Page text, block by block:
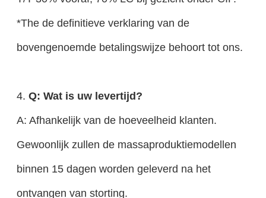
*The de definitieve verklaring van de
bovengenoemde betalingswijze behoort tot ons.
4. Q: Wat is uw levertijd?
A: Afhankelijk van de hoeveelheid klanten.
Gewoonlijk zullen de massaproduktiemodellen
binnen 15 dagen worden geleverd na het
ontvangen van storting.